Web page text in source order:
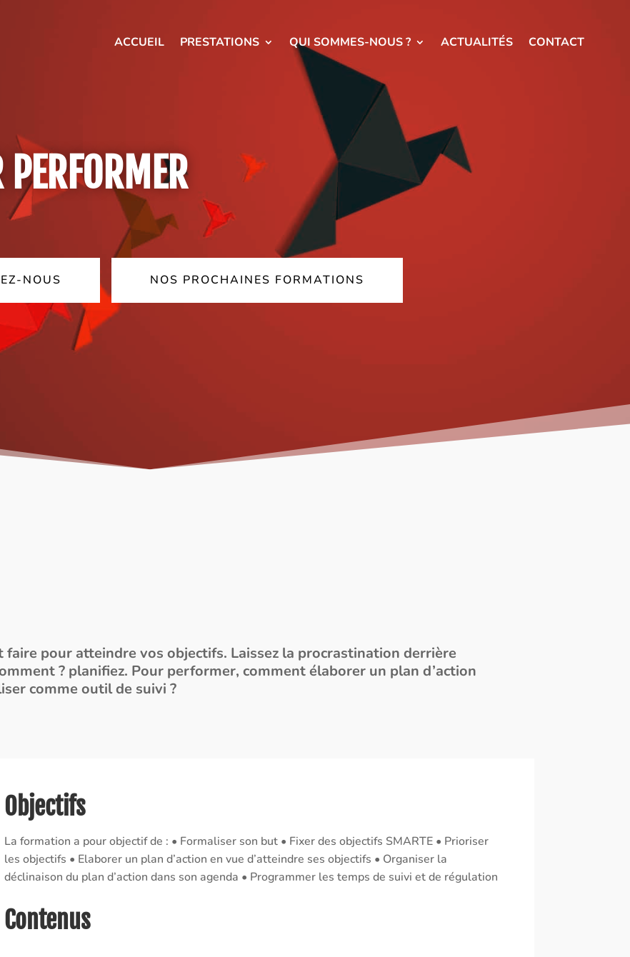
ACCUEIL PRESTATIONS QUI SOMMES-NOUS ? ACTUALITÉS CONTACT
NOUS NOS PROCHAINES FORMATIONS
faire pour atteindre vos objectifs. Laissez la procrastination derrière
? planifiez. Pour performer, comment élaborer un plan d’action
comme outil de suivi ?
Objectifs
La formation a pour objectif de : • Formaliser son but • Fixer des objectifs SMARTE • Prioriser
les objectifs • Elaborer un plan d’action en vue d’atteindre ses objectifs • Organiser la
déclinaison du plan d’action dans son agenda • Programmer les temps de suivi et de régulation
Contenus